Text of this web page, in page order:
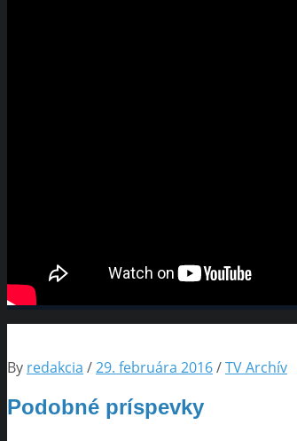
By redakcia /29. februára 2016/TV Archív
Podobné príspevky